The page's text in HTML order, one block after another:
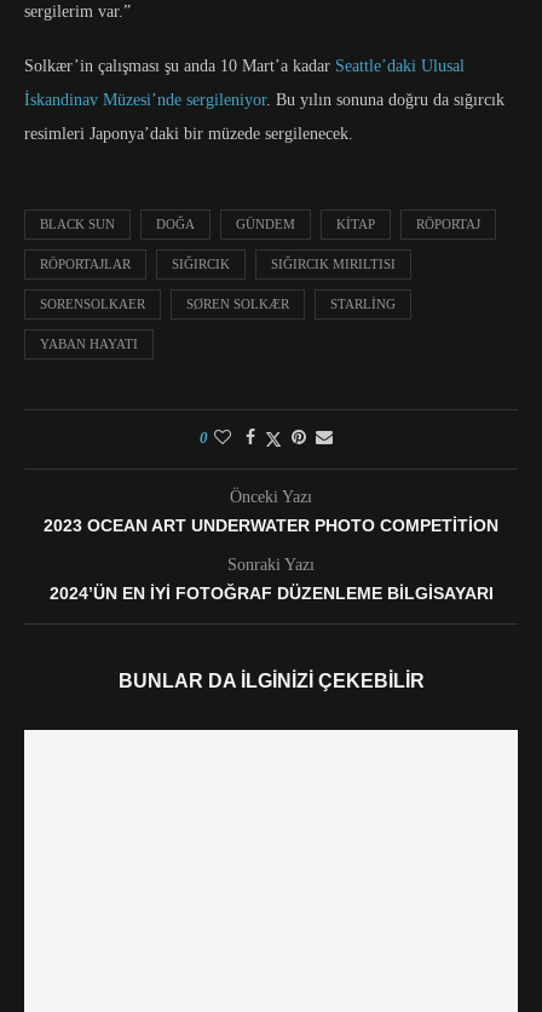
sergilerim var.”
Solkær’in çalışması şu anda 10 Mart’a kadar Seattle’daki Ulusal
İskandinav Müzesi’nde sergileniyor. Bu yılın sonuna doğru da sığırcık
resimleri Japonya’daki bir müzede sergilenecek.
BLACK SUN DOĞA GÜNDEM KITAP RÖPORTAJ
RÖPORTAJLAR SIĞIRCIK SIĞIRCIK MIRILTISI
SORENSOLKAER SØREN SOLKÆR STARLING
YABAN HAYATI
0
Önceki Yazı
2023 OCEAN ART UNDERWATER PHOTO COMPETITION
Sonraki Yazı
2024’ÜN EN IYI FOTOĞRAF DÜZENLEME BILGISAYARI
BUNLAR DA İLGINIZI ÇEKEBILIR